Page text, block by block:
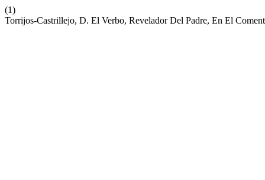
(1)
Torrijos-Castrillejo, D. El Verbo, Revelador Del Padre, En El